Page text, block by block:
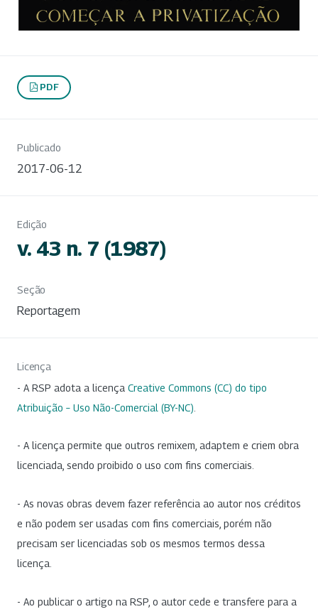
PDF
Publicado
2017-06-12
Edição
v. 43 n. 7 (1987)
Seção
Reportagem
Licença
- A RSP adota a licença Creative Commons (CC) do tipo
Atribuição – Uso Não-Comercial (BY-NC)
- A licença permite que outros remixem, adaptem e criem obra
licenciada, sendo proibido o uso com fins comerciais.
- As novas obras devem fazer referência ao autor nos créditos
e não podem ser usadas com fins comerciais, porém não
precisam ser licenciadas sob os mesmos termos dessa
licença.
- Ao publicar o artigo na RSP, o autor cede e transfere para a